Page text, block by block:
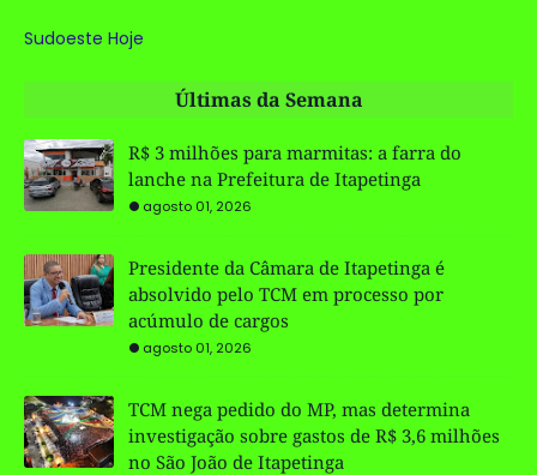
Sudoeste Hoje
Últimas da Semana
R$ 3 milhões para marmitas: a farra do
lanche na Prefeitura de Itapetinga
agosto 01, 2026
Presidente da Câmara de Itapetinga é
absolvido pelo TCM em processo por
acúmulo de cargos
agosto 01, 2026
TCM nega pedido do MP, mas determina
investigação sobre gastos de R$ 3,6 milhões
no São João de Itapetinga